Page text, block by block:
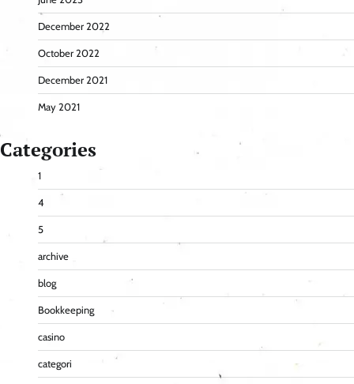
December 2022
October 2022
December 2021
May 2021
Categories
1
4
5
archive
blog
Bookkeeping
casino
categori